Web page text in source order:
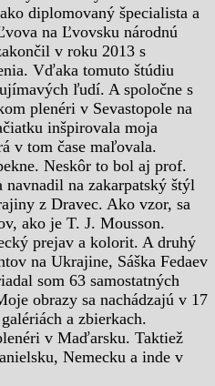
diplomovaný špecialista a
na Ľvovsku národnú
v roku 2013 s
Vďaka tomuto štúdiu
ľudí. A spoločne s
plenéri v Sevastopole na
inšpirovala moja
v tom čase maľovala.
Neskôr to bol aj prof.
na zakarpatský štýl
z Dravec. Ako vzor, sa
ako je T. J. Mousson.
prejav a kolorit. A druhý
na Ukrajine, Sáška Fedaev
som 63 samostatných
obrazy sa nachádzajú v 17
a zbierkach.
v Maďarsku. Taktiež
Nemecku a inde v